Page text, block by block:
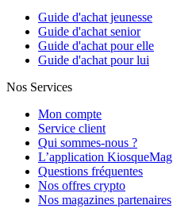
Guide d'achat jeunesse
Guide d'achat senior
Guide d'achat pour elle
Guide d'achat pour lui
Nos Services
Mon compte
Service client
Qui sommes-nous ?
L’application KiosqueMag
Questions fréquentes
Nos offres crypto
Nos magazines partenaires